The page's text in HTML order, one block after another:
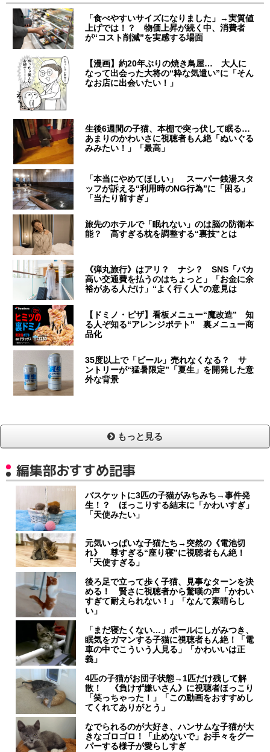
「食べやすいサイズになりました」→実質値
上げでは！？ 物価上昇が続く中、消費者
が“コスト削減”を実感する場面
【漫画】約20年ぶりの焼き鳥屋… 大人に
なって出会った大将の“粋な気遣い”に「そん
なお店に出会いたい！」
生後6週間の子猫、本棚で突っ伏して眠る…
あまりのかわいさに視聴者もん絶「ぬいぐる
みみたい！」「最高」
「本当にやめてほしい」 スーパー銭湯スタ
ッフが訴える“利用時のNG行為”に「困る」
「当たり前すぎ」
旅先のホテルで「眠れない」のは脳の防衛本
能？ 高すぎる枕を調整する“裏技”とは
《弾丸旅行》はアリ？ ナシ？ SNS「バカ
高い交通費を払うのはちょっと」「お金に余
裕がある人だけ」“よく行く人”の意見は
【ドミノ・ピザ】看板メニュー“魔改造” 知
る人ぞ知る“アレンジポテト” 裏メニュー商
品化
35度以上で「ビール」売れなくなる？ サ
ントリーが“猛暑限定”「夏生」を開発した意
外な背景
もっと見る
編集部おすすめ記事
バスケットに3匹の子猫がみちみち→事件発
生！？ ほっこりする結末に「かわいすぎ」
「天使みたい」
元気いっぱいな子猫たち→突然の《電池切
れ》 尊すぎる“座り寝”に視聴者もん絶！
「天使すぎる」
後ろ足で立って歩く子猫、見事なターンを決
める！ 賢さに視聴者から驚嘆の声「かわい
すぎて耐えられない！」「なんて素晴らし
い」
「まだ寝たくない…」ポールにしがみつき、
眠気をガマンする子猫に視聴者もん絶！「電
車の中でこういう人見る」「かわいいは正
義」
4匹の子猫がお団子状態→1匹だけ残して解
散！ 《負けず嫌いさん》に視聴者ほっこり
「笑っちゃった！」「この動画をおすすめし
てくれてありがとう」
なでられるのが大好き、ハンサムな子猫が大
きなゴロゴロ！「止めないで」お手々をグー
パーする様子が愛らしすぎ